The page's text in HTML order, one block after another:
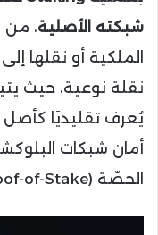
شبكته الأصلية، من
الملكية أو نقلها
نقلة نوعية، حيث
يُعرف تقليديًا كأصل
أمان شبكات
الحصّة (Proof-of-Stake).